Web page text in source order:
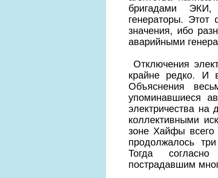
бригадами ЭКИ,
генераторы. Этот
значения, ибо
аварийными
Отключения
крайне редко. И
Объяснения
упоминавшиеcя
электричества на
коллективными
зоне Хайфы всего
продолжалось
Тогда
пострадавшим